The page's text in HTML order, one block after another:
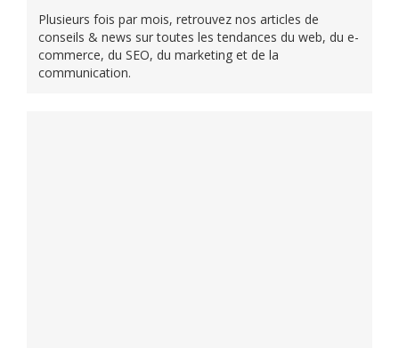
Plusieurs fois par mois, retrouvez nos articles de
conseils & news sur toutes les tendances du web, du e-
commerce, du SEO, du marketing et de la
communication.